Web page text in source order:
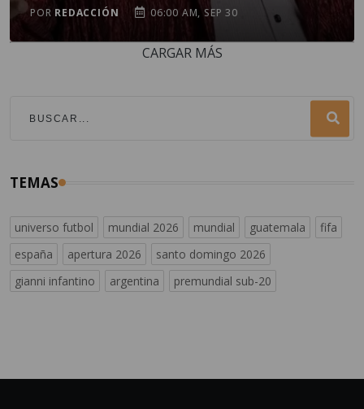
POR REDACCIÓN 06:00 AM, SEP 30
CARGAR MÁS
TEMAS
universo futbol mundial 2026 mundial guatemala
fifa
españa
apertura 2026
santo domingo 2026
gianni infantino
argentina premundial sub-20